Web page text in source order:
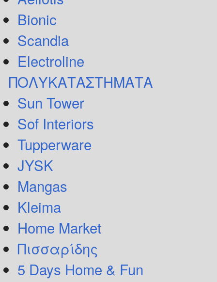
Bionic
Scandia
Electroline
ΠΟΛΥΚΑΤΑΣΤΗΜΑΤΑ
Sun Tower
Sof Interiors
Tupperware
JYSK
Mangas
Kleima
Home Market
Πισσαρίδης
5 Days Home & Fun